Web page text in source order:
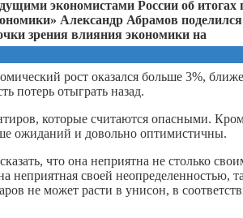
экономистами России об итогах
Александр Абрамов поделился
зрения влияния экономики на
рост оказался больше 3%, ближе
потерь отыграть назад.
которые считаются опасными.
ожиданий и довольно оптимистичны.
что она неприятна не столько
неприятная своей неопределенностью,
не может расти в унисон, в